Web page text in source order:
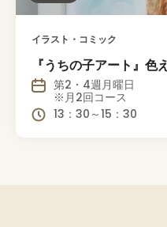
イラスト・コミック
『うちの子アート』色
第2・4週月曜日
※月2回コース
13：30～15：30